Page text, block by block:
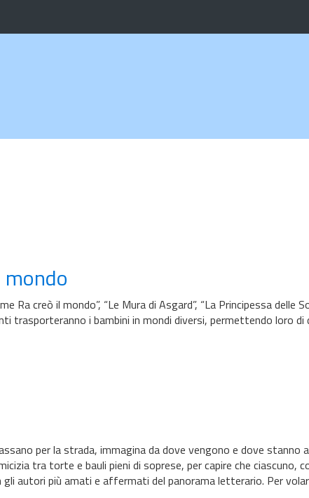
Ra creò il mondo”, “Le Mura di Asgard”, “La Principessa delle
trasporteranno i bambini in mondi diversi, permettendo loro
per la strada, immagina da dove vengono e dove stanno
tra torte e bauli pieni di soprese, per capire che ciascuno,
autori più amati e affermati del panorama letterario. Per